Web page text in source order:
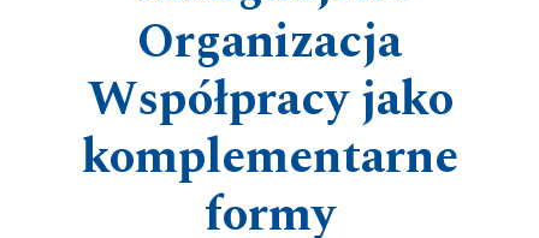
Organizacja
Współpracy jako
komplementarne
formy